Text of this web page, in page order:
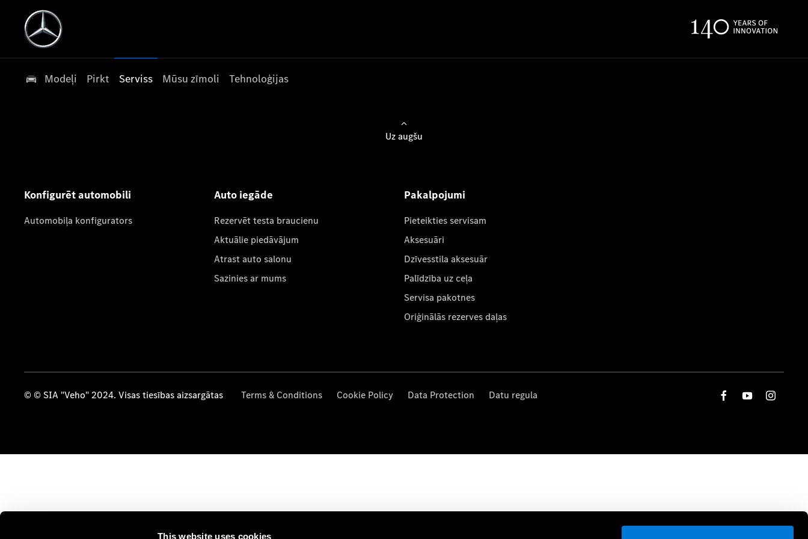
This website uses cookies
Modeļi Pirkt Serviss Mūsu zīmoli Tehnoloģijas
Uz augšu
Konfigurēt automobili
Automobiļa konfigurators
Auto iegāde
Rezervēt testa braucienu
Aktuālie piedāvājum
Atrast auto salonu
Sazinies ar mums
Pakalpojumi
Pieteikties servisam
Aksesuāri
Dzīvesstila aksesuār
Palīdzība uz ceļa
Servisa pakotnes
Oriģinālās rezerves daļas
© © SIA "Veho" 2024. Visas tiesības aizsargātas Terms & Conditions Cookie Policy Data Protection Datu regula